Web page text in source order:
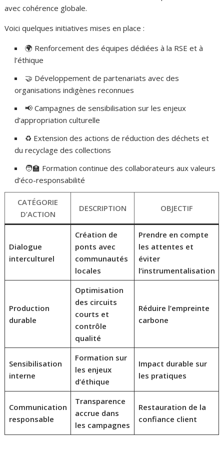
avec cohérence globale.
Voici quelques initiatives mises en place :
🌍 Renforcement des équipes dédiées à la RSE et à
l’éthique
🤝 Développement de partenariats avec des
organisations indigènes reconnues
📢 Campagnes de sensibilisation sur les enjeux
d’appropriation culturelle
♻️ Extension des actions de réduction des déchets et
du recyclage des collections
🧑‍🏫 Formation continue des collaborateurs aux valeurs
d’éco-responsabilité
CATÉGORIE
D’ACTION
DESCRIPTION OBJECTIF
Dialogue
interculturel
Création de
ponts avec
communautés
locales
Prendre en compte
les attentes et
éviter
l’instrumentalisation
Production
durable
Optimisation
des circuits
courts et
contrôle
qualité
Réduire l’empreinte
carbone
Sensibilisation
interne
Formation sur
les enjeux
d’éthique
Impact durable sur
les pratiques
Communication
responsable
Transparence
accrue dans
les campagnes
Restauration de la
confiance client